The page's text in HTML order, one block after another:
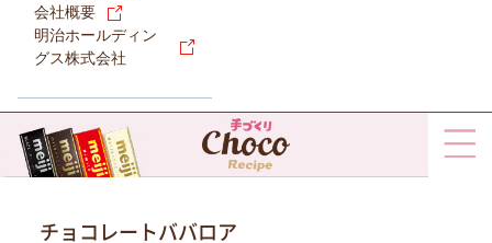
会社概要
明治ホールディン
グス株式会社
チョコレートババロア